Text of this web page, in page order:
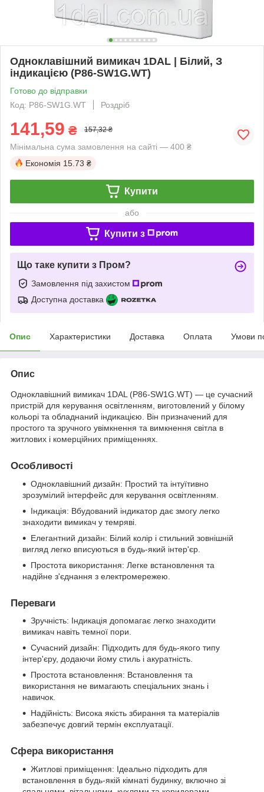
Одноклавішний вимикач 1DAL | Білий, З
індикацією (P86-SW1G.WT)
Готово до відправки
Код: P86-SW1G.WT
Роздріб
141,59 ₴ 157,32 ₴
Мінімальна сума замовлення на сайті — 400 ₴
Економія 15.73 ₴
Купити
або
Купити з
Що таке купити з Пром?
Замовлення під захистом
Доступна доставка
Опис Характеристики Доставка Оплата Умови
Опис
Одноклавішний вимикач 1DAL (P86-SW1G.WT) — це сучасний
пристрій для керування освітленням, виготовлений у білому
кольорі та обладнаний індикацією. Він призначений для
простого та зручного увімкнення та вимкнення світла в
житлових і комерційних приміщеннях.
Особливості
Одноклавішний дизайн: Простий та інтуїтивно
зрозумілий інтерфейс для керування освітленням.
Індикація: Вбудований індикатор дає змогу легко
знаходити вимикач у темряві.
Елегантний дизайн: Білий колір і стильний зовнішній
вигляд легко вписуються в будь-який інтер'єр.
Простота використання: Легке встановлення та
надійне з'єднання з електромережею.
Переваги
Зручність: Індикація допомагає легко знаходити
вимикач навіть темної пори.
Сучасний дизайн: Підходить для будь-якого типу
інтер'єру, додаючи йому стиль і акуратність.
Простота встановлення: Встановлення та
використання не вимагають спеціальних знань і
навичок.
Надійність: Висока якість збирання та матеріалів
забезпечує довгий термін експлуатації.
Сфера використання
Житлові приміщення: Ідеально підходить для
встановлення в будь-якій кімнаті будинку, включно зі